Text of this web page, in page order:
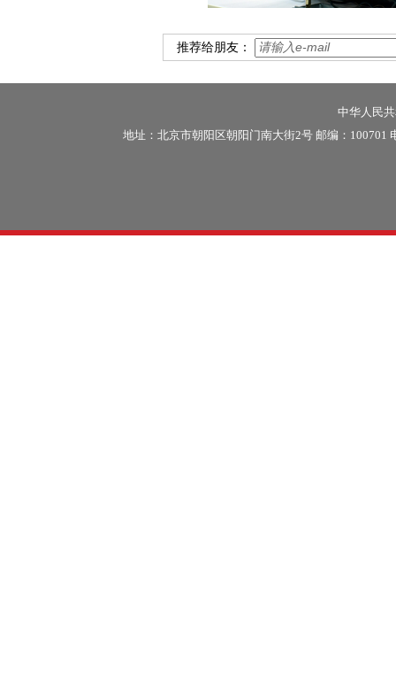
推荐给朋友：
中华人民
地址：北京市朝阳区朝阳门南大街2号 邮编：100701